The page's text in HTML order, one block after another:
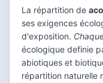
La répartition de
ses exigences
d'exposition.
écologique definie
abiotiques et
répartition naturelle